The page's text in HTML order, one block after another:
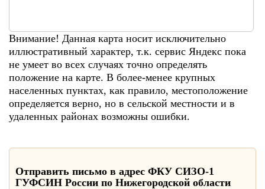
Внимание! Данная карта носит исключительно
иллюстративный характер, т.к. сервис Яндекс пока
не умеет во всех случаях точно определять
положение на карте. В более-менее крупных
населенных пунктах, как правило, местоположение
определяется верно, но в сельской местности и в
удаленных районах возможны ошибки.
Отправить письмо в адрес ФКУ СИЗО-1
ГУФСИН России по Нижегородской области